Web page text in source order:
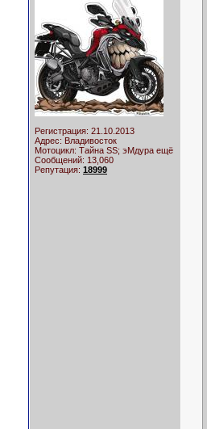
Регистрация: 21.10.2013
Адрес: Владивосток
Мотоцикл: Тайна SS; эМдура ещё
Сообщений: 13,060
Репутация: 18999